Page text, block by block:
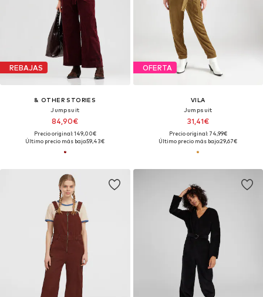
REBAJAS
& OTHER STORIES
Jumpsuit
84,90€
Precio original: 149,00€
Último precio más bajo:59,43€
OFERTA
VILA
Jumpsuit
31,41€
Precio original: 74,99€
Último precio más bajo:29,67€